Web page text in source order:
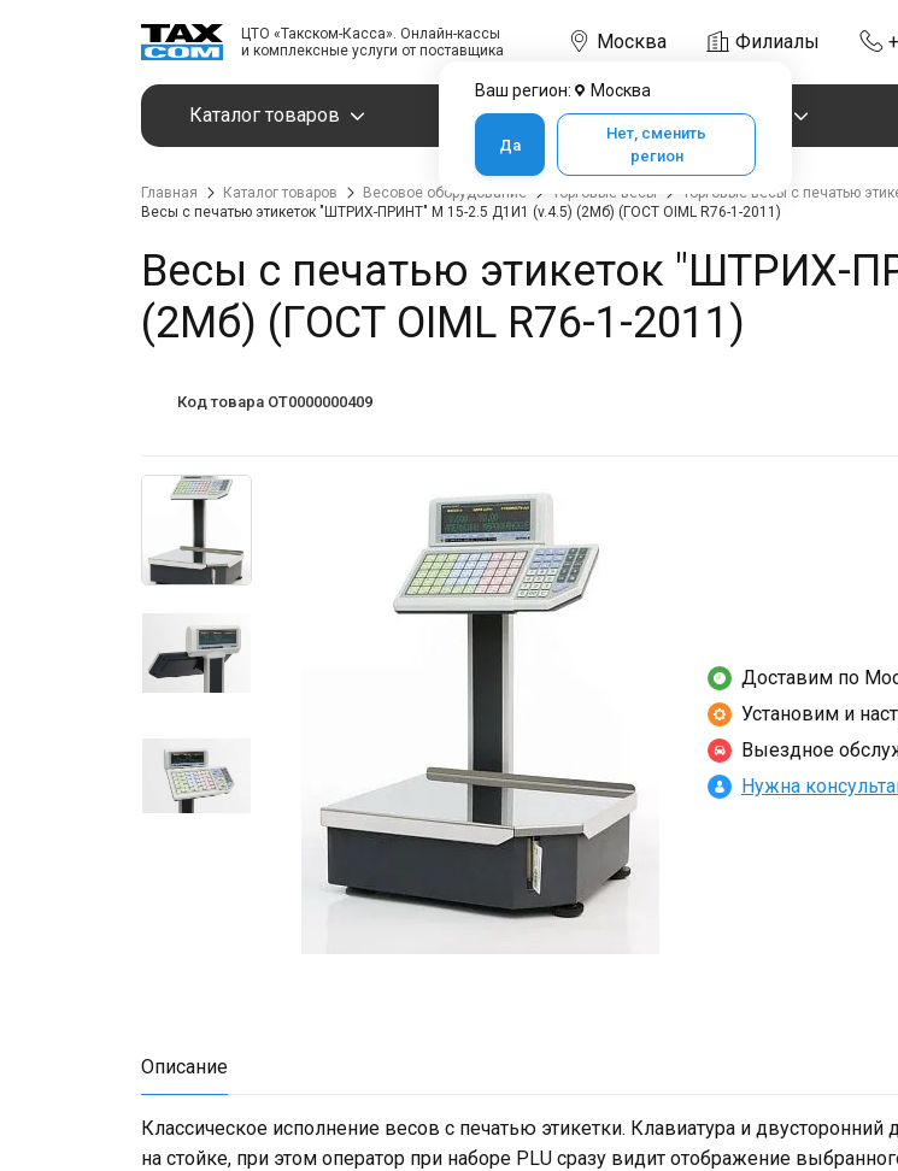
ЦТО «Такском-Касса». Онлайн-кассы
и комплексные услуги от поставщика
Москва
Ваш регион: Москва
Да
Нет, сменить
регион
Филиалы
Каталог товаров Услуги Маркировка
Главная Каталог товаров Весовое оборудование Торговые весы
Торговые весы с печатью
Весы с печатью этикеток "ШТРИХ-ПРИНТ" М 15-2.5 Д1И1 (v.4.5) (2Мб) (ГОСТ OIML R76-1-2011)
Весы с печатью этикеток "ШТРИХ-
(2Мб) (ГОСТ OIML R76-1-2011)
Код товара OT0000000409
Доставим по
Установим и
Выездное
Нужна
Описание
Классическое исполнение весов с печатью этикетки. Клавиатура и
на стойке, при этом оператор при наборе PLU сразу видит отображение